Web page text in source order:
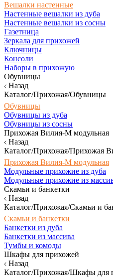
Вешалки настенные
Настенные вешалки из дуба
Настенные вешалки из сосны
Газетница
Зеркала для прихожей
Ключницы
Консоли
Наборы в прихожую
Обувницы
Назад
Каталог/Прихожая/Обувницы
Обувницы
Обувницы из дуба
Обувницы из сосны
Прихожая Вилия-М модульная
Назад
Каталог/Прихожая/Прихожая
Прихожая Вилия-М модульная
Модульные прихожие из дуба
Модульные прихожие из
Скамьи и банкетки
Назад
Каталог/Прихожая/Скамьи и
Скамьи и банкетки
Банкетки из дуба
Банкетки из массива
Тумбы и комоды
Шкафы для прихожей
Назад
Каталог/Прихожая/Шкафы для